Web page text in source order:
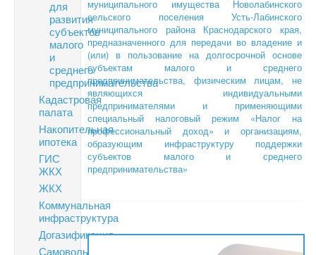
для
развития
субъектов
малого
и
среднего
предпринимательства
Кадастровая
палата
Накопительная
ипотека
ГИС
ЖКХ
ЖКХ
Коммунальная
инфраструктура
Догазификация
Самовольное
муниципального имущества Новолабинского
сельского поселения Усть-Лабинского
муниципального района Краснодарского края,
предназначенного для передачи во владение и
(или) в пользование на долгосрочной основе
субъектам малого и среднего
предпринимательства, физическим лицам, не
являющихся индивидуальными
предпринимателями и применяющими
специальный налоговый режим «Налог на
профессиональный доход» и организациям,
образующим инфраструктуру поддержки
субъектов малого и среднего
предпринимательства»